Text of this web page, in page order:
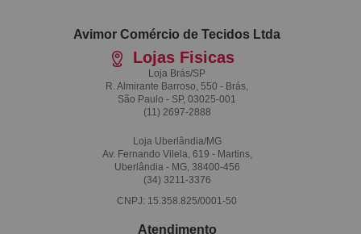
Avimor Comércio de Tecidos Ltda
Lojas Fisicas
Loja Brás/SP
R. Almirante Barroso, 550 - Brás,
São Paulo - SP, 03025-001
(11) 2697-2888
Loja Uberlândia/MG
Av. Fernando Vilela, 619 - Martins,
Uberlândia - MG, 38400-456
(34) 3211-3376
CNPJ: 15.358.825/0001-50
Atendimento